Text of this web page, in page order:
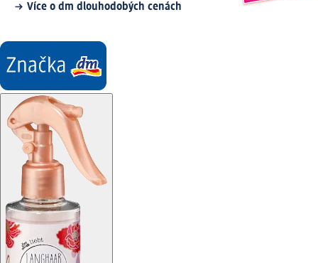
Více o dm dlouhodobých cenách